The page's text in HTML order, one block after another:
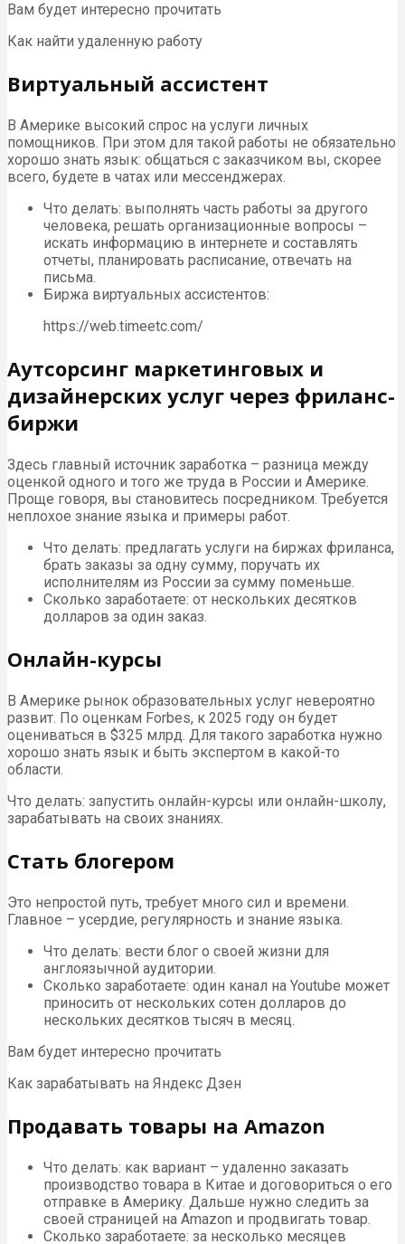
Вам будет интересно прочитать
Как найти удаленную работу
Виртуальный ассистент
В Америке высокий спрос на услуги личных
помощников. При этом для такой работы не обязательно
хорошо знать язык: общаться с заказчиком вы, скорее
всего, будете в чатах или мессенджерах.
Что делать: выполнять часть работы за другого
человека, решать организационные вопросы –
искать информацию в интернете и составлять
отчеты, планировать расписание, отвечать на
письма.
Биржа виртуальных ассистентов:
https://web.timeetc.com/
Аутсорсинг маркетинговых и
дизайнерских услуг через фриланс-
биржи
Здесь главный источник заработка – разница между
оценкой одного и того же труда в России и Америке.
Проще говоря, вы становитесь посредником. Требуется
неплохое знание языка и примеры работ.
Что делать: предлагать услуги на биржах фриланса,
брать заказы за одну сумму, поручать их
исполнителям из России за сумму поменьше.
Сколько заработаете: от нескольких десятков
долларов за один заказ.
Онлайн-курсы
В Америке рынок образовательных услуг невероятно
развит. По оценкам Forbes, к 2025 году он будет
оцениваться в $325 млрд. Для такого заработка нужно
хорошо знать язык и быть экспертом в какой-то
области.
Что делать: запустить онлайн-курсы или онлайн-школу,
зарабатывать на своих знаниях.
Стать блогером
Это непростой путь, требует много сил и времени.
Главное – усердие, регулярность и знание языка.
Что делать: вести блог о своей жизни для
англоязычной аудитории.
Сколько заработаете: один канал на Youtube может
приносить от нескольких сотен долларов до
нескольких десятков тысяч в месяц.
Вам будет интересно прочитать
Как зарабатывать на Яндекс Дзен
Продавать товары на Amazon
Что делать: как вариант – удаленно заказать
производство товара в Китае и договориться о его
отправке в Америку. Дальше нужно следить за
своей страницей на Amazon и продвигать товар.
Сколько заработаете: за несколько месяцев